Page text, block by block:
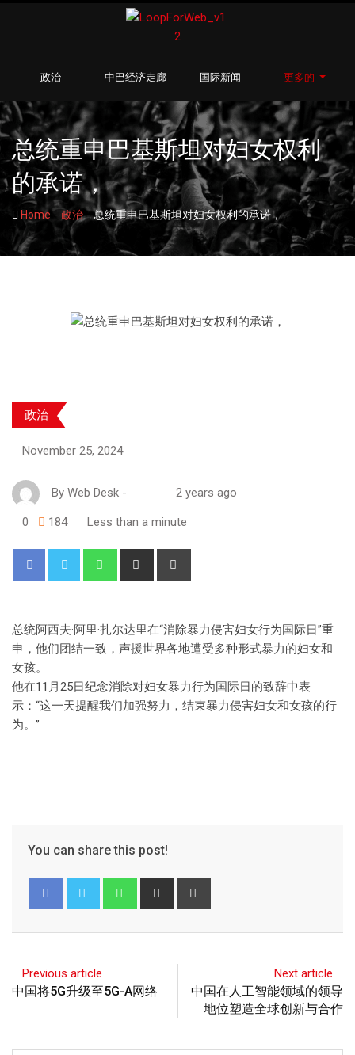
政治 中巴经济走廊 国际新闻 更多的
总统重申巴基斯坦对妇女权利
的承诺，
Home- 政治-总统重申巴基斯坦对妇女权利的承诺，
政治
November 25, 2024
By Web Desk - 2 years ago
0 184 Less than a minute
总统阿西夫·阿里·扎尔达里在“消除暴力侵害妇女行为国际日”重
申，他们团结一致，声援世界各地遭受多种形式暴力的妇女和
女孩。
他在11月25日纪念消除对妇女暴力行为国际日的致辞中表
示：“这一天提醒我们加强努力，结束暴力侵害妇女和女孩的行
为。”
You can share this post!
Previous article
中国将5G升级至5G-A网络
Next article
中国在人工智能领域的领导
地位塑造全球创新与合作